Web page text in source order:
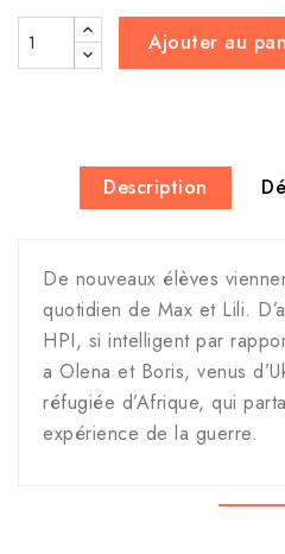
Ajouter au
Description
De nouveaux élèves
quotidien de Max et Lili.
HPI, si intelligent par
a Olena et Boris, venus
réfugiée d’Afrique, qui
expérience de la guerre.